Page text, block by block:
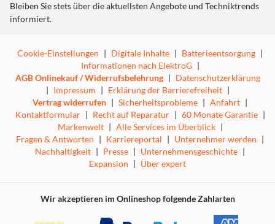
Alles im Blick – jederzeit, an jedem Ort
Der 8 Zoll große Bildschirm kann von jeder Altersgruppe
mühelos bedient werden – egal ob von Kindern oder
Senioren. Das flexible Monitoring gibt dir Einblicke, wann
immer du sie brauchst.
Bleiben Sie stets über die aktuellsten Angebote und Techniktrends
informiert.
Cookie-Einstellungen | Digitale Inhalte | Batterieentsorgung |
Informationen nach ElektroG |
AGB Onlinekauf / Widerrufsbelehrung | Datenschutzerklärung
| Impressum | Erklärung der Barrierefreiheit |
Vertrag widerrufen | Sicherheitsprobleme | Anfahrt |
Kontaktformular | Recht auf Reparatur | 60 Monate Garantie |
Markenwelt | Alle Services im Überblick |
Fragen & Antworten | Karriereportal | Unternehmer werden |
Nachhaltigkeit | Presse | Unternehmensgeschichte |
Expansion | Über expert
Wir akzeptieren im Onlineshop folgende Zahlarten